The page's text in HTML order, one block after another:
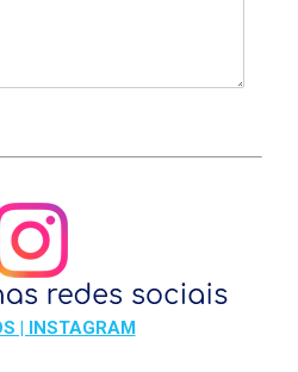
| INSTAGRAM